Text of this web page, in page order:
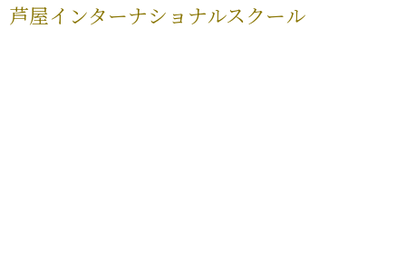
芦屋インターナショナルスクール